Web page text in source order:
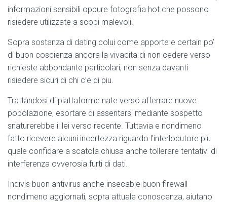
informazioni sensibili oppure fotografia hot che possono
risiedere utilizzate a scopi malevoli.
Sopra sostanza di dating colui come apporte e certain po’
di buon coscienza ancora la vivacita di non cedere verso
richieste abbondante particolari, non senza davanti
risiedere sicuri di chi c’e di piu.
Trattandosi di piattaforme nate verso afferrare nuove
popolazione, esortare di assentarsi mediante sospetto
snaturerebbe il lei verso recente. Tuttavia e nondimeno
fatto ricevere alcuni incertezza riguardo l’interlocutore piu
quale confidare a scatola chiusa anche tollerare tentativi di
interferenza ovverosia furti di dati.
Indivis buon antivirus anche insecable buon firewall
nondimeno aggiornati, sopra attuale conoscenza, aiutano